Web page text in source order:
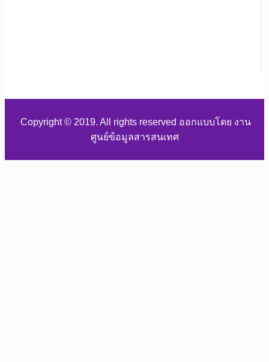
Copyright © 2019. All rights reserved ออกแบบโดย งาน
ศูนย์ข้อมูลสารสนเทศ